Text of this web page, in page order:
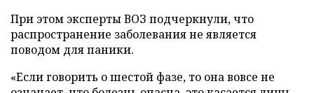
При этом эксперты ВОЗ подчеркнули, что
распространение заболевания не является
поводом для паники.
«Если говорить о шестой фазе, то она вовсе не